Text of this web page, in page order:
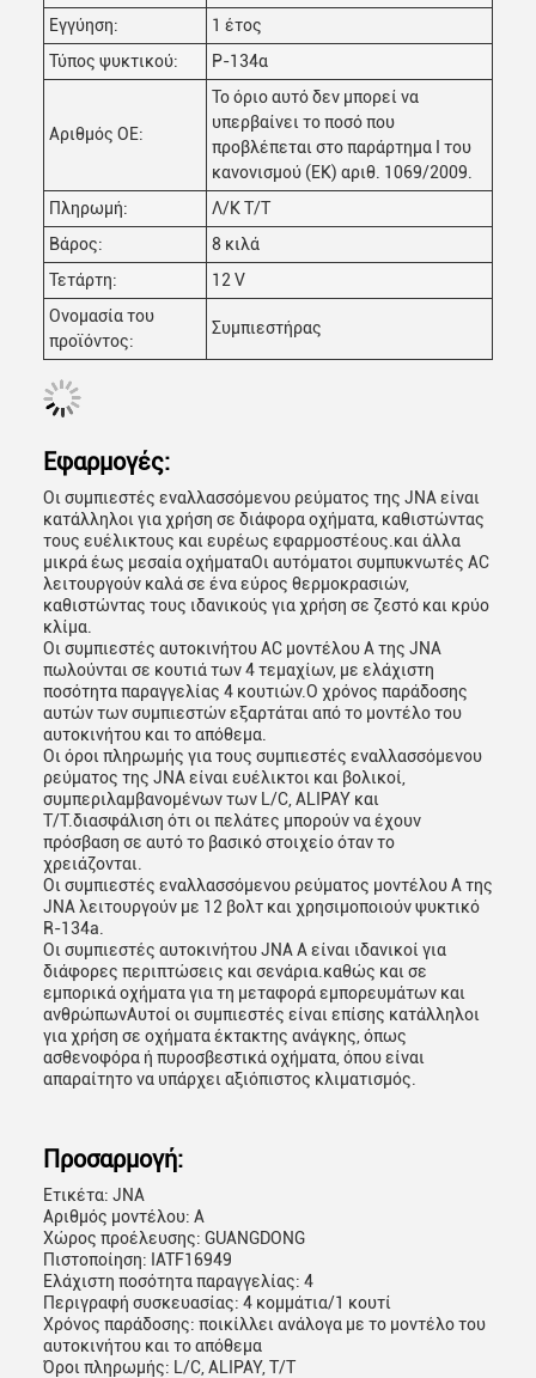
Αφήστε ένα μήνυμα
We bellen je snel terug!
υποβολή
Εγγύηση:
1 έτος
Τύπος ψυκτικού:
Ρ-134α
Αριθμός ΟΕ:
Το όριο αυτό δεν μπορεί να
υπερβαίνει το ποσό που
προβλέπεται στο παράρτημα I του
κανονισμού (ΕΚ) αριθ. 1069/2009.
Πληρωμή:
Λ/Κ Τ/Τ
Βάρος:
8 κιλά
Τετάρτη:
12 V
Ονομασία του
προϊόντος:
Συμπιεστήρας
Εφαρμογές:
Οι συμπιεστές εναλλασσόμενου ρεύματος της JNA είναι
κατάλληλοι για χρήση σε διάφορα οχήματα, καθιστώντας
τους ευέλικτους και ευρέως εφαρμοστέους.και άλλα
μικρά έως μεσαία οχήματαΟι αυτόματοι συμπυκνωτές AC
λειτουργούν καλά σε ένα εύρος θερμοκρασιών,
καθιστώντας τους ιδανικούς για χρήση σε ζεστό και κρύο
κλίμα.
Οι συμπιεστές αυτοκινήτου AC μοντέλου A της JNA
πωλούνται σε κουτιά των 4 τεμαχίων, με ελάχιστη
ποσότητα παραγγελίας 4 κουτιών.Ο χρόνος παράδοσης
αυτών των συμπιεστών εξαρτάται από το μοντέλο του
αυτοκινήτου και το απόθεμα.
Οι όροι πληρωμής για τους συμπιεστές εναλλασσόμενου
ρεύματος της JNA είναι ευέλικτοι και βολικοί,
συμπεριλαμβανομένων των L/C, ALIPAY και
T/T.διασφάλιση ότι οι πελάτες μπορούν να έχουν
πρόσβαση σε αυτό το βασικό στοιχείο όταν το
χρειάζονται.
Οι συμπιεστές εναλλασσόμενου ρεύματος μοντέλου A της
JNA λειτουργούν με 12 βολτ και χρησιμοποιούν ψυκτικό
R-134a.
Οι συμπιεστές αυτοκινήτου JNA A είναι ιδανικοί για
διάφορες περιπτώσεις και σενάρια.καθώς και σε
εμπορικά οχήματα για τη μεταφορά εμπορευμάτων και
ανθρώπωνΑυτοί οι συμπιεστές είναι επίσης κατάλληλοι
για χρήση σε οχήματα έκτακτης ανάγκης, όπως
ασθενοφόρα ή πυροσβεστικά οχήματα, όπου είναι
απαραίτητο να υπάρχει αξιόπιστος κλιματισμός.
Προσαρμογή:
Ετικέτα: JNA
Αριθμός μοντέλου: Α
Χώρος προέλευσης: GUANGDONG
Πιστοποίηση: IATF16949
Ελάχιστη ποσότητα παραγγελίας: 4
Περιγραφή συσκευασίας: 4 κομμάτια/1 κουτί
Χρόνος παράδοσης: ποικίλλει ανάλογα με το μοντέλο του
αυτοκινήτου και το απόθεμα
Όροι πληρωμής: L/C, ALIPAY, T/T